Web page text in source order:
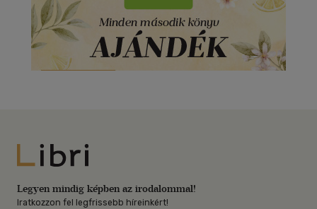
Libri
Legyen mindig képben az irodalommal!
Iratkozzon fel legfrissebb híreinkért!